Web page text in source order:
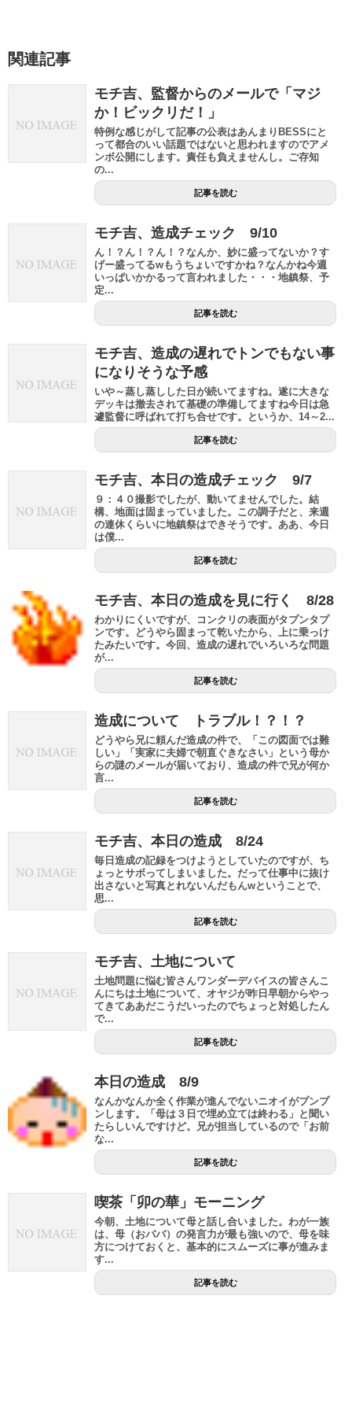
関連記事
モチ吉、監督からのメールで「マジ
か！ビックリだ！」
特例な感じがして記事の公表はあんまりBESSにと
って都合のいい話題ではないと思われますのでアメ
ンボ公開にします。責任も負えませんし。ご存知
の...
記事を読む
モチ吉、造成チェック 9/10
ん！？ん！？ん！？なんか、妙に盛ってないか？す
げー盛ってるwもうちょいですかね？なんかね今週
いっぱいかかるって言われました・・・地鎮祭、予
定...
記事を読む
モチ吉、造成の遅れでトンでもない事
になりそうな予感
いや～蒸し蒸しした日が続いてますね。遂に大きな
デッキは撤去されて基礎の準備してますね今日は急
遽監督に呼ばれて打ち合せです。というか、14～2...
記事を読む
モチ吉、本日の造成チェック 9/7
９：４０撮影でしたが、動いてませんでした。結
構、地面は固まっていました。この調子だと、来週
の連休くらいに地鎮祭はできそうです。ああ、今日
は僕...
記事を読む
モチ吉、本日の造成を見に行く 8/28
わかりにくいですが、コンクリの表面がタプンタプ
ンです。どうやら固まって乾いたから、上に乗っけ
たみたいです。今回、造成の遅れでいろいろな問題
が...
記事を読む
造成について トラブル！？！？
どうやら兄に頼んだ造成の件で、「この図面では難
しい」「実家に夫婦で朝直ぐきなさい」という母か
らの謎のメールが届いており、造成の件で兄が何か
言...
記事を読む
モチ吉、本日の造成 8/24
毎日造成の記録をつけようとしていたのですが、ち
ょっとサボってしまいました。だって仕事中に抜け
出さないと写真とれないんだもんwということで、
思...
記事を読む
モチ吉、土地について
土地問題に悩む皆さんワンダーデバイスの皆さんこ
んにちは土地について、オヤジが昨日早朝からやっ
てきてああだこうだいったのでちょっと対処したん
で...
記事を読む
本日の造成 8/9
なんかなんか全く作業が進んでないニオイがプンプ
ンします。「母は３日で埋め立ては終わる」と聞い
たらしいんですけど。兄が担当しているので「お前
な...
記事を読む
喫茶「卯の華」モーニング
今朝、土地について母と話し合いました。わが一族
は、母（おババ）の発言力が最も強いので、母を味
方につけておくと、基本的にスムーズに事が進みま
す...
記事を読む